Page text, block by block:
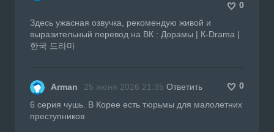
0
Здесь ужасная озвучка, рекомендую живой и
выразительный перевод на ВК : Дорамы | К-Drama |
한국 드라마
Arman 25 июня 2026 21:35 Ответить
0
6 серия чушь. В Корее есть тюрьмы для малолетних
преступников